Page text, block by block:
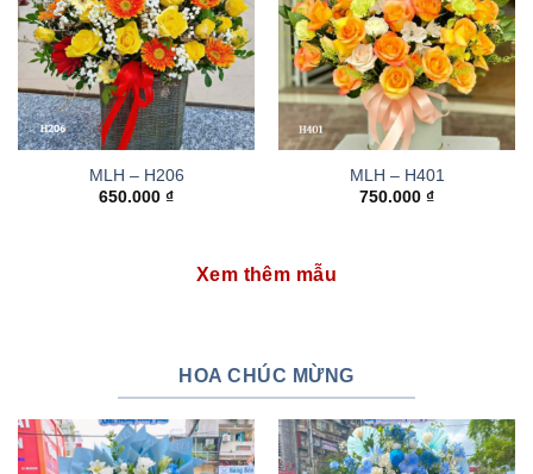
MLH – H206
650.000 ₫
MLH – H401
750.000 ₫
Xem thêm mẫu
HOA CHÚC MỪNG